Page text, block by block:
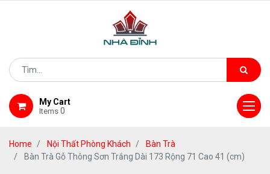
My Cart
Items 0
Home Nội Thất Phòng Khách
Bàn Trà
Bàn Trà Gỗ Thông Sơn Trắng Dài 173 Rộng 71 Cao 41 (cm)